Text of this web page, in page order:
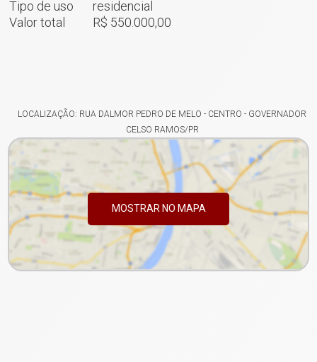
Tipo de uso
residencial
Valor total
R$ 550.000,00
LOCALIZAÇÃO: RUA DALMOR PEDRO DE MELO - CENTRO - GOVERNADOR
CELSO RAMOS/PR
MOSTRAR NO MAPA